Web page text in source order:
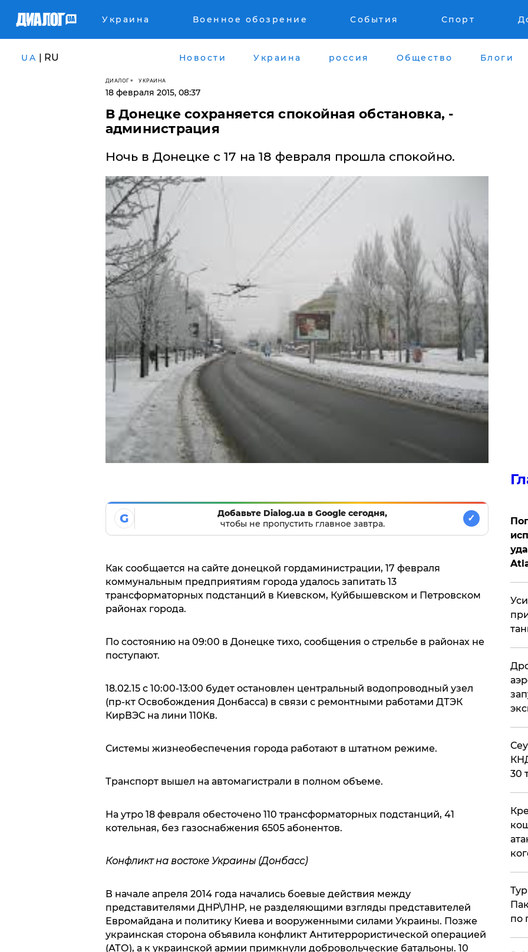
Украина Военное обозрение События Спорт
UA | RU Новости Украина россия Общество Блоги
ДИАЛОГ УКРАИНА
18 февраля 2015, 08:37
В Донецке сохраняется спокойная обстановка, -
администрация
Ночь в Донецке с 17 на 18 февраля прошла спокойно.
G
Добавьте Dialog.ua в Google сегодня,
чтобы не пропустить главное завтра.
✓
Как сообщается на сайте донецкой гордаминистрации, 17 февраля
коммунальным предприятиям города удалось запитать 13
трансформаторных подстанций в Киевском, Куйбышевском и Петровском
районах города.
По состоянию на 09:00 в Донецке тихо, сообщения о стрельбе в районах не
поступают.
18.02.15 с 10:00-13:00 будет остановлен центральный водопроводный узел
(пр-кт Освобождения Донбасса) в связи с ремонтными работами ДТЭК
КирВЭС на лини 110Кв.
Системы жизнеобеспечения города работают в штатном режиме.
Транспорт вышел на автомагистрали в полном объеме.
На утро 18 февраля обесточено 110 трансформаторных подстанций, 41
котельная, без газоснабжения 6505 абонентов.
Конфликт на востоке Украины (Донбасс)
В начале апреля 2014 года начались боевые действия между
представителями ДНР\ЛНР, не разделяющими взгляды представителей
Евромайдана и политику Киева и вооруженными силами Украины. Позже
украинская сторона объявила конфликт Антитеррористической операцией
(АТО), а к украинской армии примкнули добровольческие батальоны. 10
30
по